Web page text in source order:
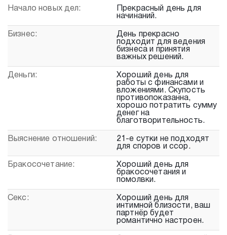
Начало новых дел:
Прекрасный день для
начинаний.
Бизнес:
День прекрасно
подходит для ведения
бизнеса и принятия
важных решений.
Деньги:
Хороший день для
работы с финансами и
вложениями. Скупость
противопоказанна,
хорошо потратить сумму
денег на
благотворительность.
Выяснение отношений:
21-е сутки не подходят
для споров и ссор.
Бракосочетание:
Хороший день для
бракосочетания и
помолвки.
Секс:
Хороший день для
интимной близости, ваш
партнёр будет
романтично настроен.